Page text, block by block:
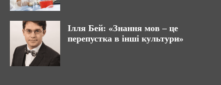
Ілля Бей: «Знання мов – це
перепустка в інші культури»